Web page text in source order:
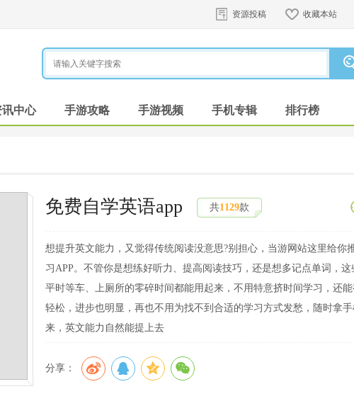
资源投稿 收藏本站
讯中心 手游攻略 手游视频 手机专辑 排行榜
免费自学英语app 共1129款
想提升英文能力，又觉得传统阅读没意思?别担心，当游网站这里给你
习APP。不管你是想练好听力、提高阅读技巧，还是想多记点单词，这
平时等车、上厕所的零碎时间都能用起来，不用特意挤时间学习，还
轻松，进步也明显，再也不用为找不到合适的学习方式发愁，随时拿
来，英文能力自然能提上去
分享：